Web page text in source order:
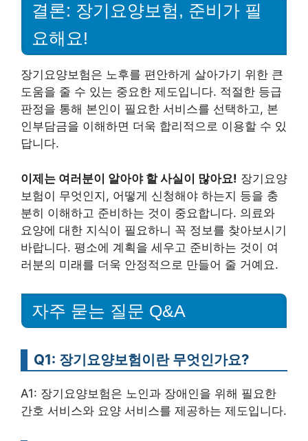
결론: 장기요양보험, 준비가 필
요해요!
장기요양보험은 노후를 편안하게 살아가기 위한 큰
도움을 줄 수 있는 중요한 제도입니다. 적절한 등급
판정을 통해 본인이 필요한 서비스를 선택하고, 본
인부담금을 이해하면 더욱 합리적으로 이용할 수 있
답니다.
이제는 여러분이 알아야 할 사실이 많아요! 장기요양
보험이 무엇인지, 어떻게 신청해야 하는지 등을 충
분히 이해하고 준비하는 것이 중요합니다. 의료와
요양에 대한 지식이 필요하니 꼭 정보를 찾아보시기
바랍니다. 평소에 계획을 세우고 준비하는 것이 여
러분의 미래를 더욱 안정적으로 만들어 줄 거예요.
자주 묻는 질문 Q&A
Q1: 장기요양보험이란 무엇인가요?
A1: 장기요양보험은 노인과 장애인을 위해 필요한
간호 서비스와 요양 서비스를 제공하는 제도입니다.